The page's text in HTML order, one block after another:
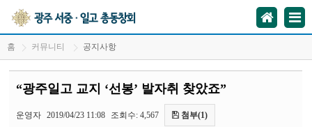
홈 커뮤니티 공지사항
“광주일고 교지 ‘선봉’ 발자취 찾았죠”
운영자 2019/04/23 11:08 조회수: 4,567 첨부(1)